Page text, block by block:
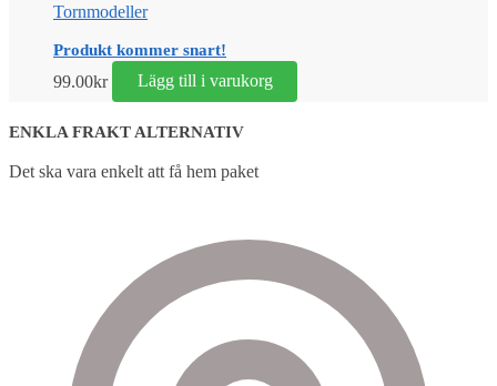
Tornmodeller
Produkt kommer snart!
99.00kr Lägg till i varukorg
ENKLA FRAKT ALTERNATIV
Det ska vara enkelt att få hem paket